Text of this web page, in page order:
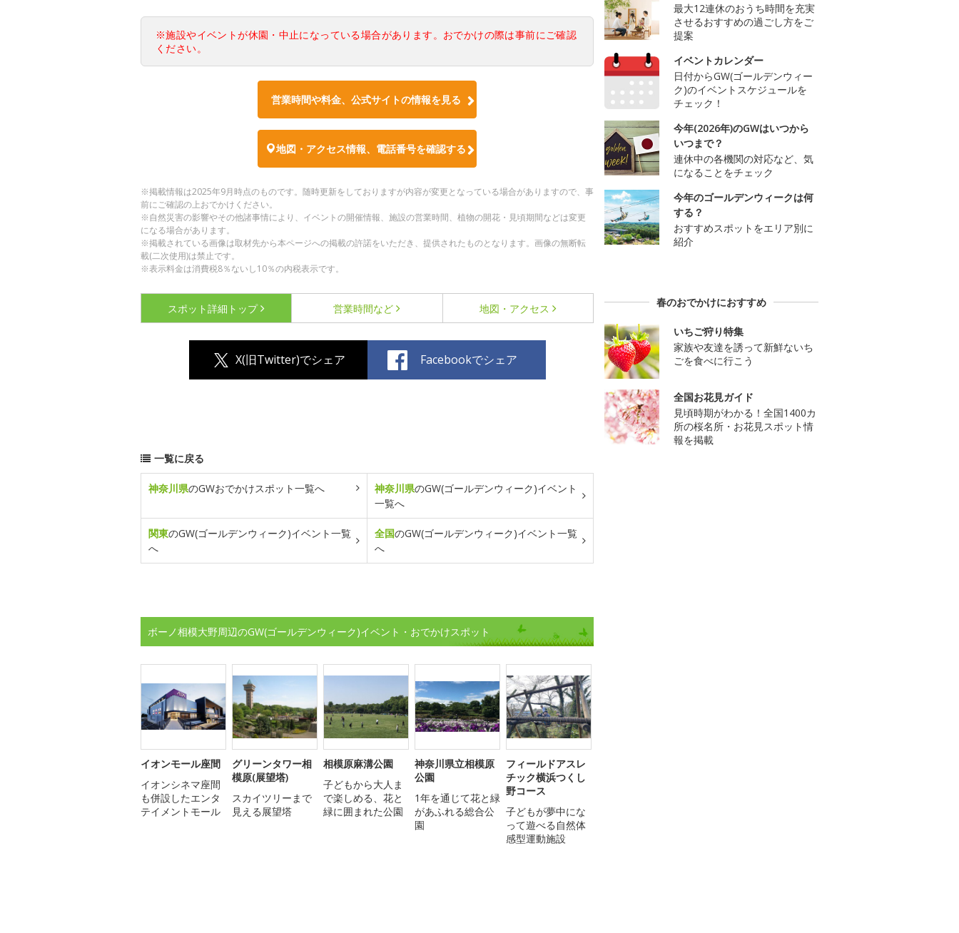
※施設やイベントが休園・中止になっている場合があります。おでかけの際は事前にご確認
ください。
営業時間や料金、公式サイトの情報を見る
地図・アクセス情報、電話番号を確認する
※掲載情報は2025年9月時点のものです。随時更新をしておりますが内容が変更となっている場合がありますので、事
前にご確認の上おでかけください。
※自然災害の影響やその他諸事情により、イベントの開催情報、施設の営業時間、植物の開花・見頃期間などは変更
になる場合があります。
※掲載されている画像は取材先から本ページへの掲載の許諾をいただき、提供されたものとなります。画像の無断転
載(二次使用)は禁止です。
※表示料金は消費税8％ないし10％の内税表示です。
スポット詳細 トップ 営業時間など 地図・アクセス
X(旧Twitter)でシェア Facebookでシェア
一覧に戻る
神奈川県のGWおでかけスポット一覧へ 神奈川県のGW(ゴールデンウィーク)イベント
一覧へ
関東のGW(ゴールデンウィーク)イベント一覧
へ
全国のGW(ゴールデンウィーク)イベント一覧
へ
ボーノ相模大野周辺のGW(ゴールデンウィーク)イベント・おでかけスポット
イオンモール座間
イオンシネマ座間
も併設したエンタ
テイメントモール
グリーンタワー相
模原(展望塔)
スカイツリーまで
見える展望塔
相模原麻溝公園
子どもから大人ま
で楽しめる、花と
緑に囲まれた公園
神奈川県立相模原
公園
1年を通じて花と緑
があふれる総合公
園
フィールドアスレ
チック横浜つくし
野コース
子どもが夢中にな
って遊べる自然体
感型運動施設
最大12連休のおうち時間を充実
させるおすすめの過ごし方をご
提案
イベントカレンダー
日付からGW(ゴールデンウィー
ク)のイベントスケジュールを
チェック！
今年(2026年)のGWはいつから
いつまで？
連休中の各機関の対応など、気
になることをチェック
今年のゴールデンウィークは何
する？
おすすめスポットをエリア別に
紹介
春のおでかけにおすすめ
いちご狩り特集
家族や友達を誘って新鮮ないち
ごを食べに行こう
全国お花見ガイド
見頃時期がわかる！全国1400カ
所の桜名所・お花見スポット情
報を掲載